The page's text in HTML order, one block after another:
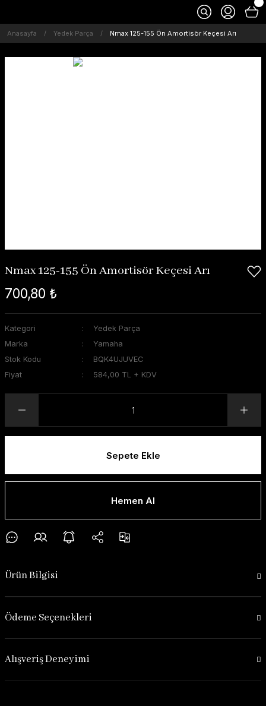
Anasayfa Yedek Parça Nmax 125-155 Ön Amortisör Keçesi Arı
Nmax 125-155 Ön Amortisör Keçesi Arı
700,80 ₺
Kategori
Yedek Parça
Marka
Yamaha
Stok Kodu
BQK4UJUVEC
Fiyat
584,00 TL + KDV
Sepete Ekle
Hemen Al
Ürün Bilgisi
Ödeme Seçenekleri
Alışveriş Deneyimi